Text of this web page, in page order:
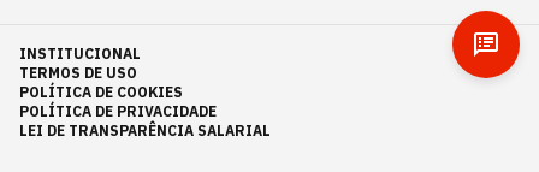
INSTITUCIONAL
TERMOS DE USO
POLÍTICA DE COOKIES
POLÍTICA DE PRIVACIDADE
LEI DE TRANSPARÊNCIA SALARIAL